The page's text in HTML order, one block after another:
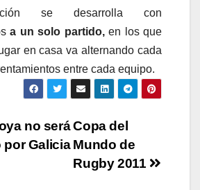
se desarrolla con
a un solo partido,en los que
en casa va alternando cada
entre cada equipo.
Copa del
Mundo de
Rugby 2011
no será
por Galicia